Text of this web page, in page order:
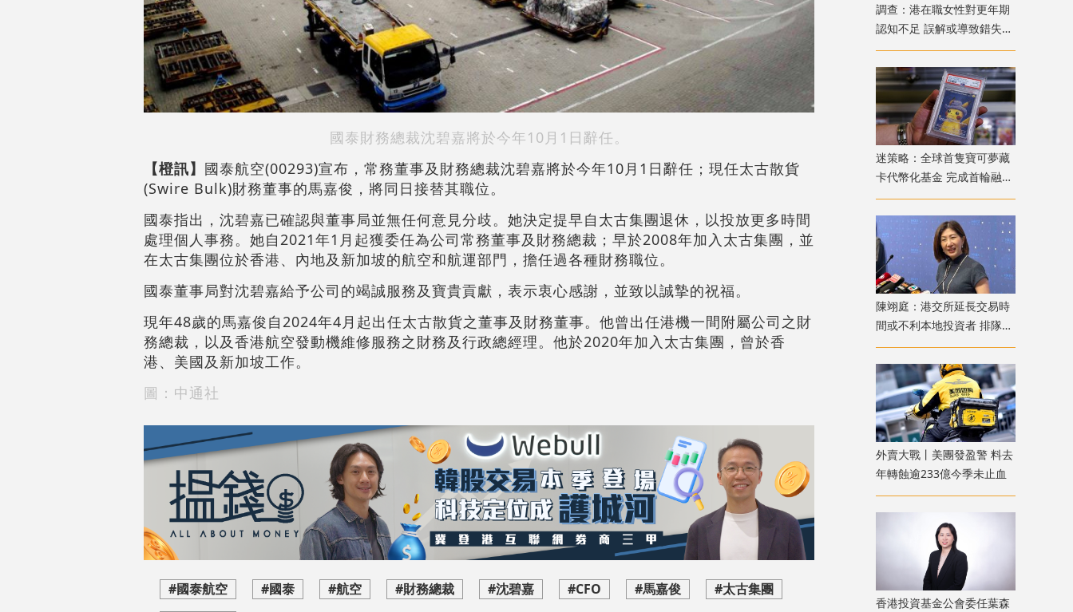
國泰財務總裁沈碧嘉將於今年10月1日辭任。
【橙訊】 國泰航空(00293)宣布，常務董事及財務總裁沈碧嘉將於今年10月1日辭任；現任太古散貨
(Swire Bulk)財務董事的馬嘉俊，將同日接替其職位。
國泰指出，沈碧嘉已確認與董事局並無任何意見分歧。她決定提早自太古集團退休，以投放更多時間
處理個人事務。她自2021年1月起獲委任為公司常務董事及財務總裁；早於2008年加入太古集團，並
在太古集團位於香港、內地及新加坡的航空和航運部門，擔任過各種財務職位。
國泰董事局對沈碧嘉給予公司的竭誠服務及寶貴貢獻，表示衷心感謝，並致以誠摯的祝福。
現年48歲的馬嘉俊自2024年4月起出任太古散貨之董事及財務董事。他曾出任港機一間附屬公司之財
務總裁，以及香港航空發動機維修服務之財務及行政總經理。他於2020年加入太古集團，曾於香
港、美國及新加坡工作。
圖：中通社
#國泰航空 #國泰 #航空 #財務總裁 #沈碧嘉 #CFO #馬嘉俊
#太古集團
調查：港在職女性對更年期
認知不足 誤解或導致錯失
「黃金預防期」
迷策略：全球首隻寶可夢藏
卡代幣化基金 完成首輪融資
兼獲超購
陳翊庭：港交所延長交易時
間或不利本地投資者 排隊上
市公司數量創新高
外賣大戰丨美團發盈警 料去
年轉蝕逾233億今季未止血
香港投資基金公會委任葉森